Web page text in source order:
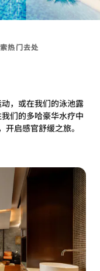
热门去处
，或在我们的泳池露
们的多哈豪华水疗中
启感官舒缓之旅。